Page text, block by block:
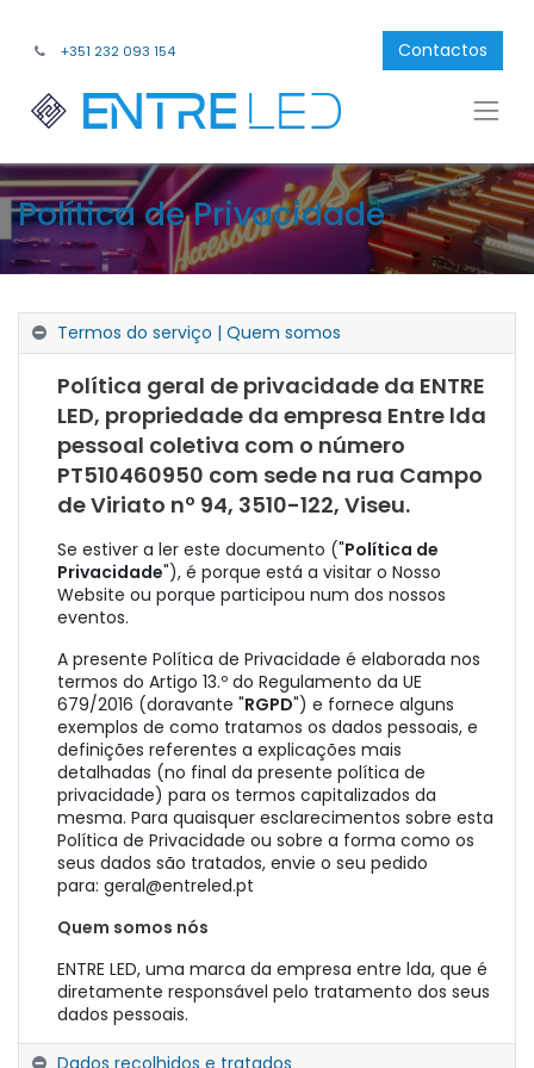
+351 232 093 154 Contactos
Política de Privacidade
Termos do serviço | Quem somos
Política geral de privacidade da ENTRE
LED, propriedade da empresa Entre lda
pessoal coletiva com o número
PT510460950 com sede na rua Campo
de Viriato nº 94, 3510-122, Viseu.
Se estiver a ler este documento ("Política de
Privacidade"), é porque está a visitar o Nosso
Website ou porque participou num dos nossos
eventos.
A presente Política de Privacidade é elaborada nos
termos do Artigo 13.º do Regulamento da UE
679/2016 (doravante "RGPD") e fornece alguns
exemplos de como tratamos os dados pessoais, e
definições referentes a explicações mais
detalhadas (no final da presente política de
privacidade) para os termos capitalizados da
mesma. Para quaisquer esclarecimentos sobre esta
Política de Privacidade ou sobre a forma como os
seus dados são tratados, envie o seu pedido
para: geral@entreled.pt
Quem somos nós
ENTRE LED, uma marca da empresa entre lda, que é
diretamente responsável pelo tratamento dos seus
dados pessoais.